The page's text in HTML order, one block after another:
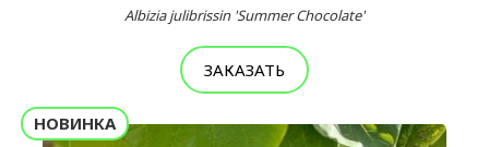
Albizia julibrissin 'Summer Chocolate'
ЗАКАЗАТЬ
НОВИНКА